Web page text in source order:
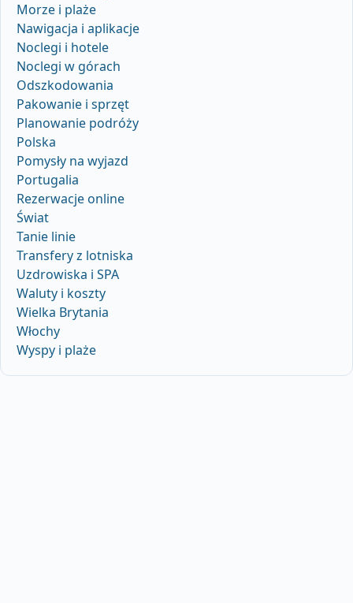
Morze i plaże
Nawigacja i aplikacje
Noclegi i hotele
Noclegi w górach
Odszkodowania
Pakowanie i sprzęt
Planowanie podróży
Polska
Pomysły na wyjazd
Portugalia
Rezerwacje online
Świat
Tanie linie
Transfery z lotniska
Uzdrowiska i SPA
Waluty i koszty
Wielka Brytania
Włochy
Wyspy i plaże